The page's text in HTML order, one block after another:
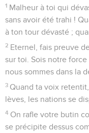
1 Malheur à toi qui
sans avoir été trahi !
à ton tour dévasté ;
2 Eternel, fais preuve
sur toi. Sois notre
nous sommes dans la
3 Quand ta voix
lèves, les nations se
4 On rafle votre butin
se précipite dessus